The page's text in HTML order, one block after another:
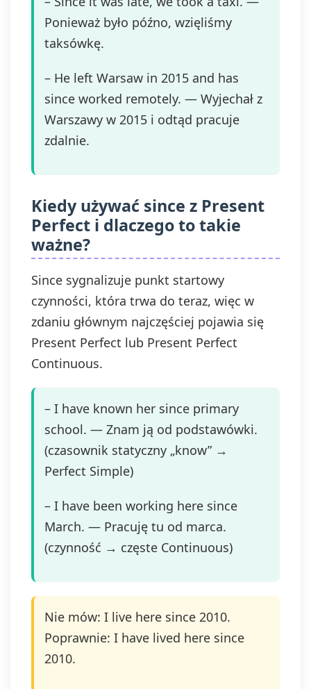
Ponieważ było późno, wzięliśmy
taksówkę.
– He left Warsaw in 2015 and has
since worked remotely. — Wyjechał z
Warszawy w 2015 i odtąd pracuje
zdalnie.
Kiedy używać since z Present
Perfect i dlaczego to takie
ważne?
Since sygnalizuje punkt startowy
czynności, która trwa do teraz, więc w
zdaniu głównym najczęściej pojawia się
Present Perfect lub Present Perfect
Continuous.
– I have known her since primary
school. — Znam ją od podstawówki.
(czasownik statyczny „know” →
Perfect Simple)
– I have been working here since
March. — Pracuję tu od marca.
(czynność → częste Continuous)
Nie mów: I live here since 2010.
Poprawnie: I have lived here since
2010.